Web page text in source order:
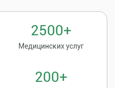
2500+
Медицинских услуг
200+